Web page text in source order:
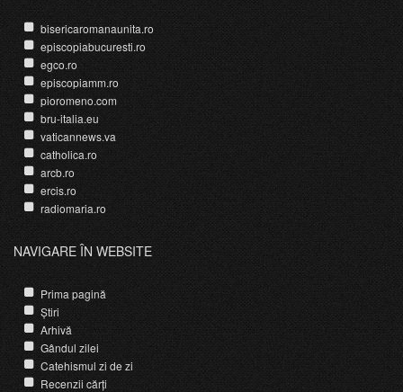
bisericaromanaunita.ro
episcopiabucuresti.ro
egco.ro
episcopiamm.ro
pioromeno.com
bru-italia.eu
vaticannews.va
catholica.ro
arcb.ro
ercis.ro
radiomaria.ro
NAVIGARE ÎN WEBSITE
Prima pagină
Știri
Arhivă
Gândul zilei
Catehismul zi de zi
Recenzii cărți